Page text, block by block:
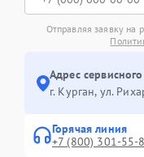
Отправляя заявку на
Адрес
г. Курган, ул.
Горячая линия
+7 (800) 301-55-